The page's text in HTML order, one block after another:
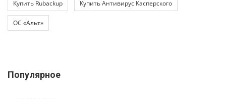
Купить Rubackup Купить Антивирус Касперского
ОС «Альт»
Популярное